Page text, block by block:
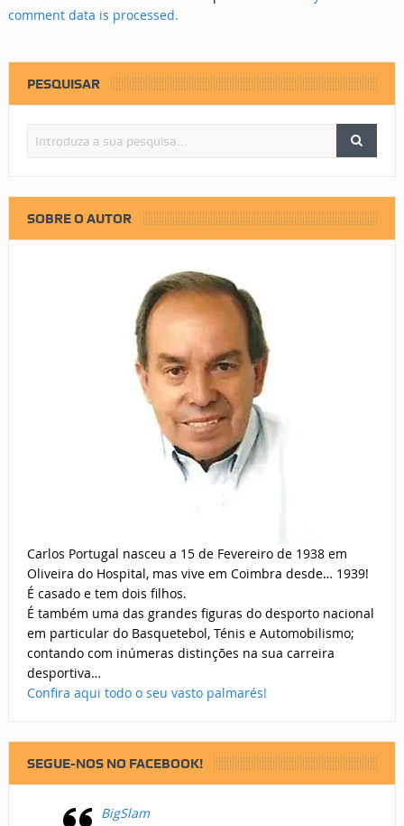
comment data is processed.
PESQUISAR
SOBRE O AUTOR
Carlos Portugal nasceu a 15 de Fevereiro de 1938 em
Oliveira do Hospital, mas vive em Coimbra desde… 1939!
É casado e tem dois filhos.
É também uma das grandes figuras do desporto nacional
em particular do Basquetebol, Ténis e Automobilismo;
contando com inúmeras distinções na sua carreira
desportiva…
Confira aqui todo o seu vasto palmarés!
SEGUE-NOS NO FACEBOOK!
BigSlam